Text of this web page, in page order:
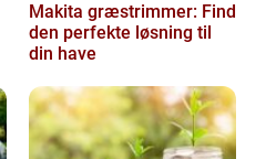
Makita græstrimmer: Find
den perfekte løsning til
din have